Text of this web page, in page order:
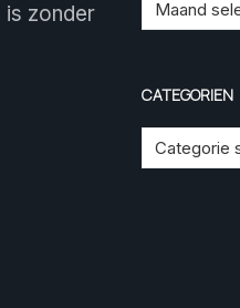
is zonder
CATEGORIEN